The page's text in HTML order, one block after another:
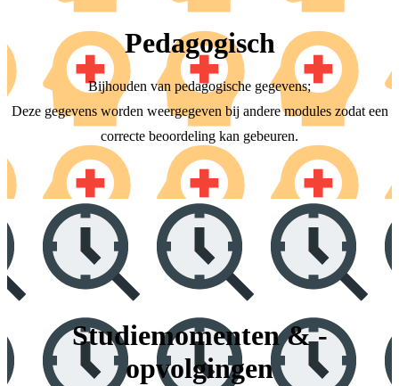
Pedagogisch
Bijhouden van pedagogische gegevens;
Deze gegevens worden weergegeven bij andere modules zodat een
correcte beoordeling kan gebeuren.
Studiemomenten & -
opvolgingen